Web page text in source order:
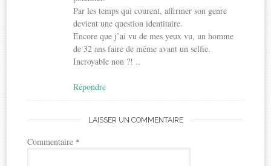
Par les temps qui courent, affirmer son genre
devient une question identitaire.
Encore que j’ai vu de mes yeux vu, un homme
de 32 ans faire de même avant un selfie.
Incroyable non ?! ..
Répondre
LAISSER UN COMMENTAIRE
Commentaire *